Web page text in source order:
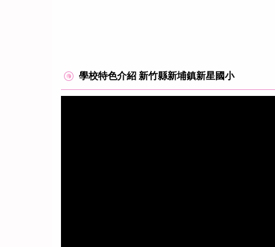
學校特色介紹 新竹縣新埔鎮新星國小